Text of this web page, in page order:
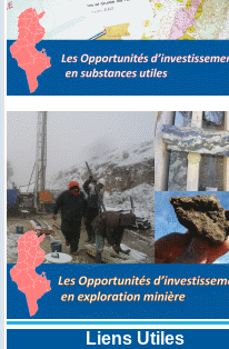
Liens Utiles